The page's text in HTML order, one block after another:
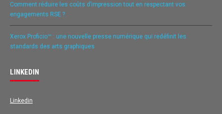
Comment réduire les coûts d’impression tout en respectant vos
engagements RSE ?
Xerox Proficio™ : une nouvelle presse numérique qui redéfinit les
standards des arts graphiques
LINKEDIN
Linkedin